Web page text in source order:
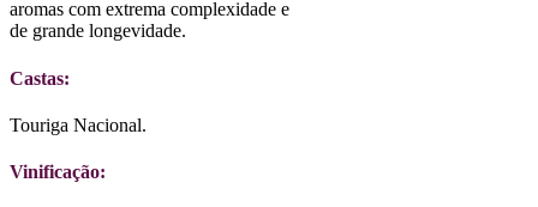
aromas com extrema complexidade e
de grande longevidade.
Castas:
Touriga Nacional.
Vinificação: